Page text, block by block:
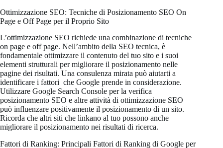
Ottimizzazione SEO: Tecniche di Posizionamento SEO On
Page e Off Page per il Proprio Sito
L’ottimizzazione SEO richiede una combinazione di tecniche
on page e off page. Nell’ambito della SEO tecnica, è
fondamentale ottimizzare il contenuto del tuo sito e i suoi
elementi strutturali per migliorare il posizionamento nelle
pagine dei risultati. Una consulenza mirata può aiutarti a
identificare i fattori che Google prende in considerazione.
Utilizzare Google Search Console per la verifica
posizionamento SEO e altre attività di ottimizzazione SEO
può influenzare positivamente il posizionamento di un sito.
Ricorda che altri siti che linkano al tuo possono anche
migliorare il posizionamento nei risultati di ricerca.
Fattori di Ranking: Principali Fattori di Ranking di Google per